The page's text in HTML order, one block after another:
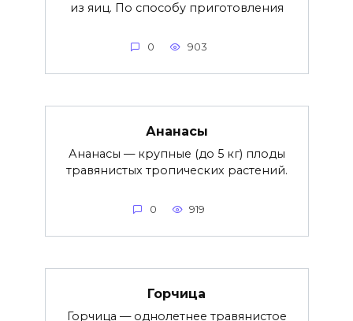
из яиц. По способу приготовления
0 903
Ананасы
Ананасы — крупные (до 5 кг) плоды
травянистых тропических растений.
0 919
Горчица
Горчица — однолетнее травянистое